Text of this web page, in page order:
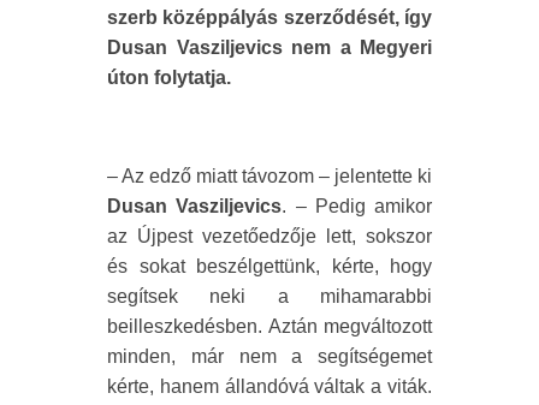
szerb középpályás szerződését, így
Dusan Vasziljevics nem a Megyeri
úton folytatja.
– Az edző miatt távozom – jelentette ki
Dusan Vasziljevics. – Pedig amikor
az Újpest vezetőedzője lett, sokszor
és sokat beszélgettünk, kérte, hogy
segítsek neki a mihamarabbi
beilleszkedésben. Aztán megváltozott
minden, már nem a segítségemet
kérte, hanem állandóvá váltak a viták.